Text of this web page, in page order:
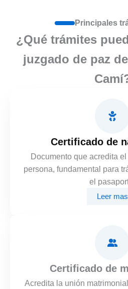
Principales
¿Qué trámites
juzgado de paz
Certificado de
Documento que acredita
persona, fundamental para
el
Leer mas
Certificado de
Acredita la unión